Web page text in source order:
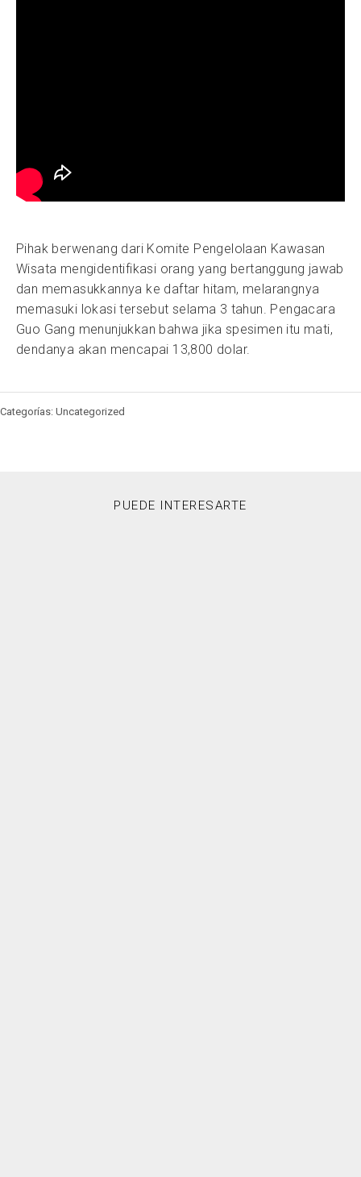
Pihak berwenang dari Komite Pengelolaan Kawasan
Wisata mengidentifikasi orang yang bertanggung jawab
dan memasukkannya ke daftar hitam, melarangnya
memasuki lokasi tersebut selama 3 tahun. Pengacara
Guo Gang menunjukkan bahwa jika spesimen itu mati,
dendanya akan mencapai 13,800 dolar.
Categorías: Uncategorized
PUEDE INTERESARTE